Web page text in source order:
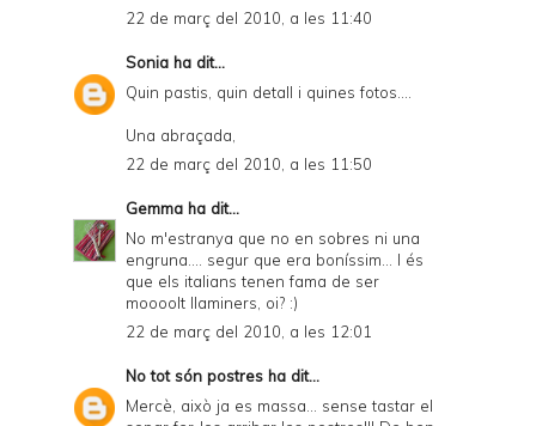
22 de març del 2010, a les 11:40
Sonia ha dit...
Quin pastis, quin detall i quines fotos....
Una abraçada,
22 de març del 2010, a les 11:50
Gemma ha dit...
No m'estranya que no en sobres ni una
engruna.... segur que era boníssim... I és
que els italians tenen fama de ser
moooolt llaminers, oi? :)
22 de març del 2010, a les 12:01
No tot són postres ha dit...
Mercè, això ja es massa... sense tastar el